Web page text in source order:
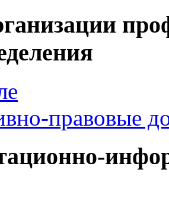
правовые